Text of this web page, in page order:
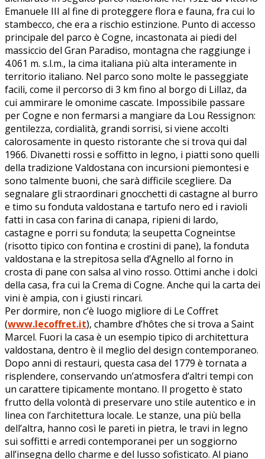
Emanuele III al fine di proteggere flora e fauna, fra cui lo
stambecco, che era a rischio estinzione. Punto di accesso
principale del parco è Cogne, incastonata ai piedi del
massiccio del Gran Paradiso, montagna che raggiunge i
4.061 m. s.l.m., la cima italiana più alta interamente in
territorio italiano. Nel parco sono molte le passeggiate
facili, come il percorso di 3 km fino al borgo di Lillaz, da
cui ammirare le omonime cascate. Impossibile passare
per Cogne e non fermarsi a mangiare da Lou Ressignon:
gentilezza, cordialità, grandi sorrisi, si viene accolti
calorosamente in questo ristorante che si trova qui dal
1966. Divanetti rossi e soffitto in legno, i piatti sono quelli
della tradizione Valdostana con incursioni piemontesi e
sono talmente buoni, che sarà difficile scegliere. Da
segnalare gli straordinari gnocchetti di castagne al burro
e timo su fonduta valdostana e tartufo nero ed i ravioli
fatti in casa con farina di canapa, ripieni di lardo,
castagne e porri su fonduta; la seupetta Cogneintse
(risotto tipico con fontina e crostini di pane), la fonduta
valdostana e la strepitosa sella d’Agnello al forno in
crosta di pane con salsa al vino rosso. Ottimi anche i dolci
della casa, fra cui la Crema di Cogne. Anche qui la carta dei
vini è ampia, con i giusti rincari.
Per dormire, non c’è luogo migliore di Le Coffret
(www.lecoffret.it), chambre d’hôtes che si trova a Saint
Marcel. Fuori la casa è un esempio tipico di architettura
valdostana, dentro è il meglio del design contemporaneo.
Dopo anni di restauri, questa casa del 1779 è tornata a
risplendere, conservando un’atmosfera d’altri tempi con
un carattere tipicamente montano. Il progetto è stato
frutto della volontà di preservare uno stile autentico e in
linea con l’architettura locale. Le stanze, una più bella
dell’altra, hanno così le pareti in pietra, le travi in legno
sui soffitti e arredi contemporanei per un soggiorno
all’insegna dello charme e del lusso sofisticato. Al piano